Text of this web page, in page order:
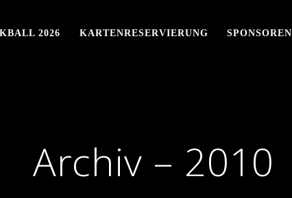
2026 KARTENRESERVIERUNG SPONSOREN
Archiv – 2010